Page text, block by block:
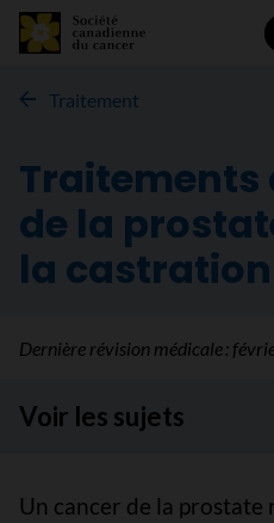
Traitement
Traitements
de la
la castration
Dernière révision médicale :
Voir les sujets
Un cancer de la